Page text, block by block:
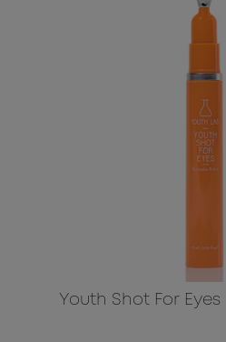
Youth Shot For Eyes